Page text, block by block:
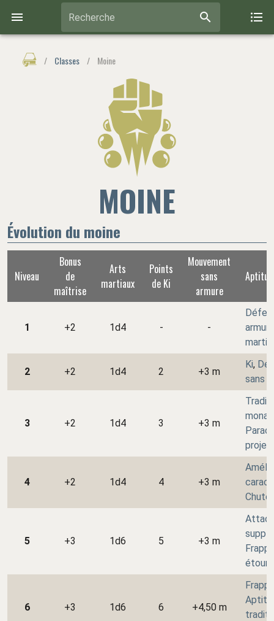
Recherche
/ Classes / Moine
MOINE
Évolution du moine
Niveau
Bonus
de
maîtrise
Arts
martiaux
Points
de Ki
Mouvement
sans
armure
1 +2 1d4 - -
armure
2 +2 1d4 2 +3 m
Ki,
sans
3 +2 1d4 3 +3 m
4 +2 1d4 4 +3 m
Chute
5 +3 1d6 5 +3 m
6 +3 1d6 6 +4,50 m